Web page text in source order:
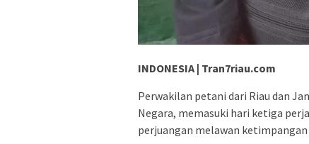
INDONESIA | Tran7riau.com
Perwakilan petani dari Riau dan
Negara, memasuki hari ketiga
perjuangan melawan